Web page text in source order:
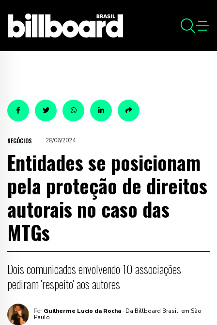
NEGÓCIOS 28/06/2024
Entidades se posicionam
pela proteção de direitos
autorais no caso das
MTGs
Dois comunicados envolvendo 10 associações
pediram 'respeito' aos autores
Por Guilherme Lucio da Rocha · Da Billboard Brasil, em São
Paulo